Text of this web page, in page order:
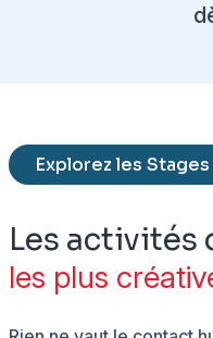
Explorez les Stages
Les activités
les plus